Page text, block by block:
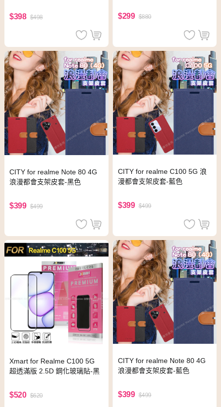
$398 $498 $299 $880
CITY for realme Note 80 4G
浪漫都會支架皮套-黑色
$399 $499
CITY for realme C100 5G 浪
漫都會支架皮套-藍色
$399 $499
Xmart for Realme C100 5G
超透滿版 2.5D 鋼化玻璃貼-黑
$520 $620
CITY for realme Note 80 4G
浪漫都會支架皮套-藍色
$399 $499